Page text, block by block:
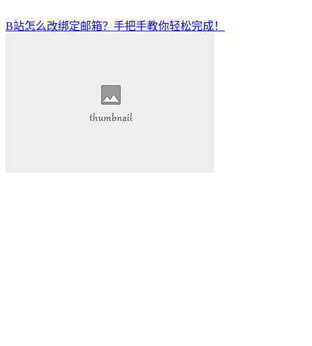
B站怎么改绑定邮箱？手把手教你轻松完成！